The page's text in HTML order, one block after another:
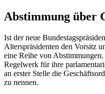
Abstimmung über
Ist der neue
Alterspräsidenten den Vorsitz
eine Reihe von
Regelwerk für ihre
an erster Stelle die
zu nennen.